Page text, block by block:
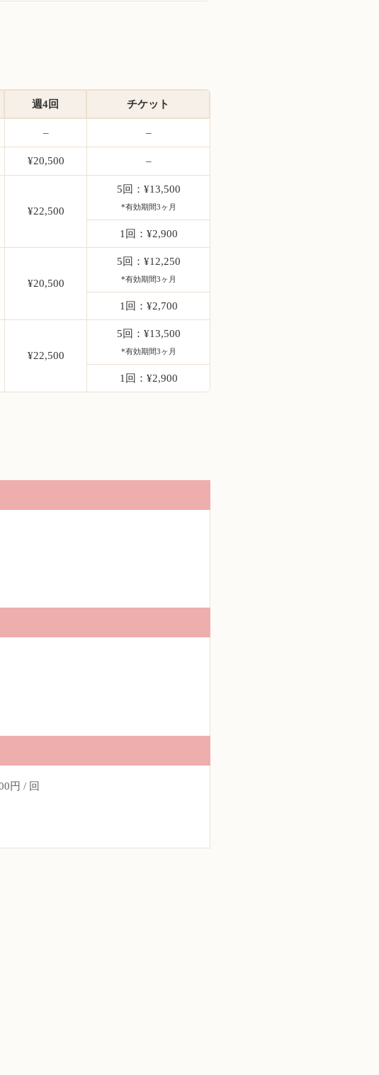
週4回 チケット
– –
¥20,500 –
¥22,500
5回：¥13,500
*有効期間3ヶ月
1回：¥2,900
¥20,500
5回：¥12,250
*有効期間3ヶ月
1回：¥2,700
¥22,500
5回：¥13,500
*有効期間3ヶ月
1回：¥2,900
円 / 回